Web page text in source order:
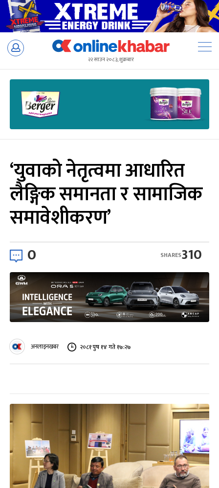
Skip
२२ साउन २०८३, शुक्रबार
‘युवाको नेतृत्वमा आधारित
लैङ्गिक समानता र सामाजिक
समावेशीकरण’
0 310
SHARES
अनलाइनखबर २०८१ पुष १४ गते १७:२७